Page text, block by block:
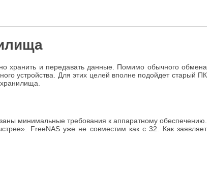
хранить и передавать данные. Помимо обычного обмена
устройства. Для этих целей вполне подойдет старый ПК
минимальные требования к аппаратному обеспечению.
FreeNAS уже не совместим как с 32. Как заявляет